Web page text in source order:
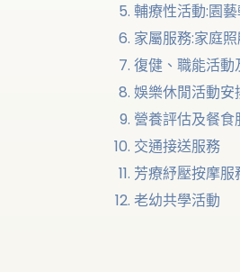
輔療性活動:園
家屬服務:家庭
復健、職能活動
娛樂休閒活動安
營養評估及餐
交通接送服務
芳療紓壓按摩服
老幼共學活動